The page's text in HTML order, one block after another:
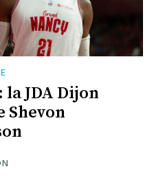
la JDA Dijon